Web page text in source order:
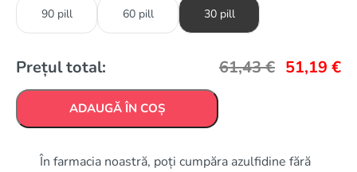
90 pill 60 pill 30 pill
Prețul total: 61,43€ 51,19 €
ADAUGĂ ÎN COȘ
În farmacia noastră, poți cumpăra azulfidine fără